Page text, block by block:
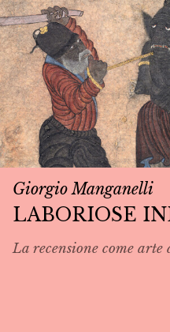
Giorgio Manganelli
LABORIOSE
La recensione come